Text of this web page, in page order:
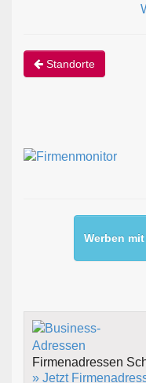
Standorte
Werben
Firmenadressen
» Jetzt